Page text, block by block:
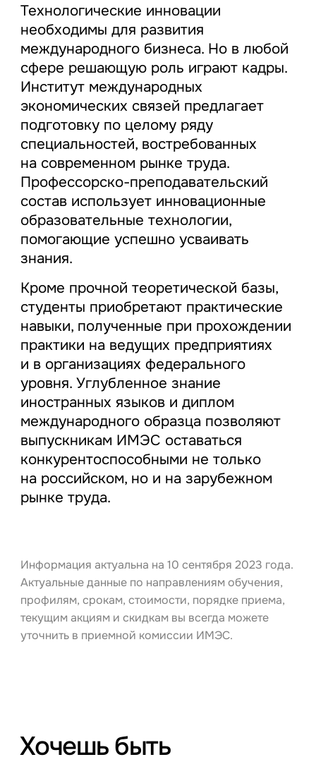
Технологические инновации
необходимы для развития
международного бизнеса. Но в любой
сфере решающую роль играют кадры.
Институт международных
экономических связей предлагает
подготовку по целому ряду
специальностей, востребованных
на современном рынке труда.
Профессорско-преподавательский
состав использует инновационные
образовательные технологии,
помогающие успешно усваивать
знания.
Кроме прочной теоретической базы,
студенты приобретают практические
навыки, полученные при прохождении
практики на ведущих предприятиях
и в организациях федерального
уровня. Углубленное знание
иностранных языков и диплом
международного образца позволяют
выпускникам ИМЭС оставаться
конкурентоспособными не только
на российском, но и на зарубежном
рынке труда.
Информация актуальна на 10 сентября 2023 года.
Актуальные данные по направлениям обучения,
профилям, срокам, стоимости, порядке приема,
текущим акциям и скидкам вы всегда можете
уточнить в приемной комиссии ИМЭС.
Хочешь быть